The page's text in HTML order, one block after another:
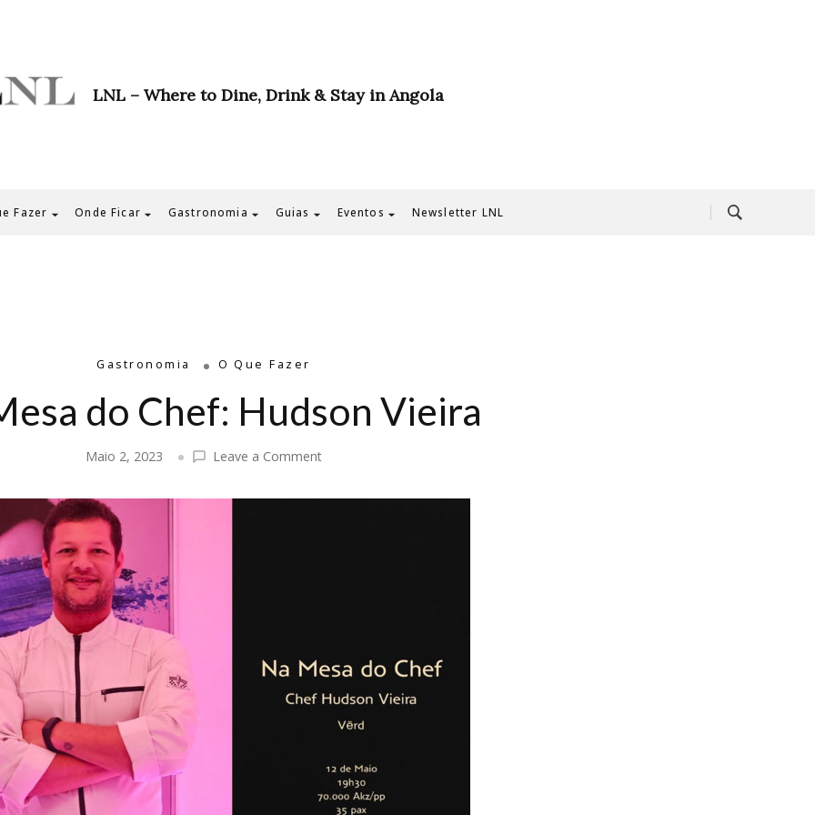
LNL – Where to Dine, Drink & Stay in Angola
Fazer Onde Ficar Gastronomia Guias Eventos Newsletter LNL
Gastronomia O Que Fazer
do Chef: Hudson Vieira
Maio 2, 2023 Leave a Commenton
Mesa